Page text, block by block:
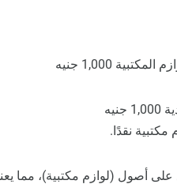
1,000 جنيه
مكتبية نقدًا.
أصول (لوازم مكتبية)، مما